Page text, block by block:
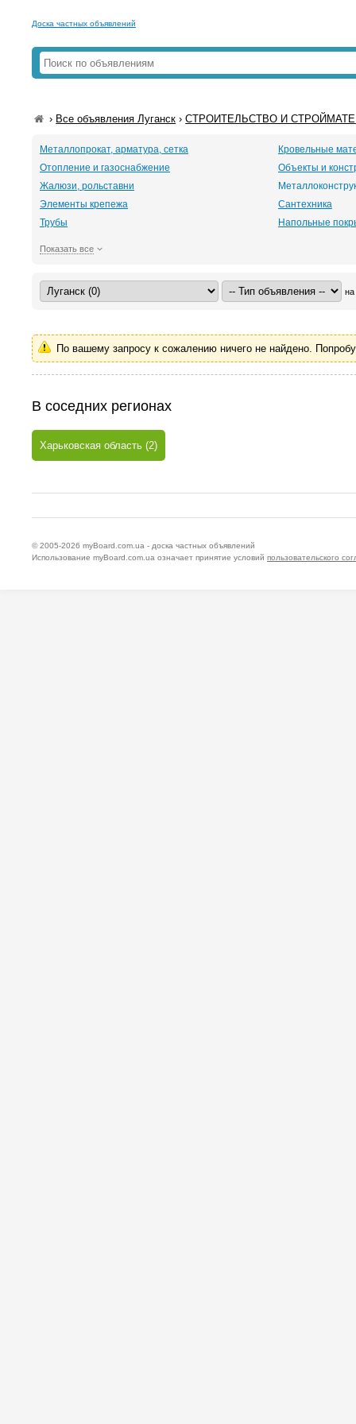
Доска частных объявлений
› Все объявления Луганск ›СТРОИТЕЛЬСТВО И
Металлопрокат, арматура, сетка
Кровельные
Отопление и газоснабжение
Объекты и
Жалюзи, рольставни
Элементы крепежа
Сантехника
Трубы
Напольные
Показать все
на
По вашему запросу к сожалению ничего не найдено.
В соседних регионах
Харьковская область (2)
© 2005-2026 myBoard.com.ua - доска частных объявлений
Использование myBoard.com.ua означает принятие условий пользовательского